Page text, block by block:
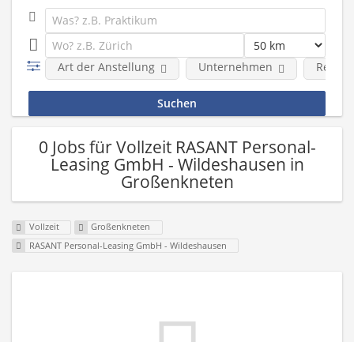
Art der Anstellung Unternehmen Region
0 Jobs für Vollzeit RASANT Personal-
Leasing GmbH - Wildeshausen in
Großenkneten
Vollzeit
Großenkneten
RASANT Personal-Leasing GmbH - Wildeshausen